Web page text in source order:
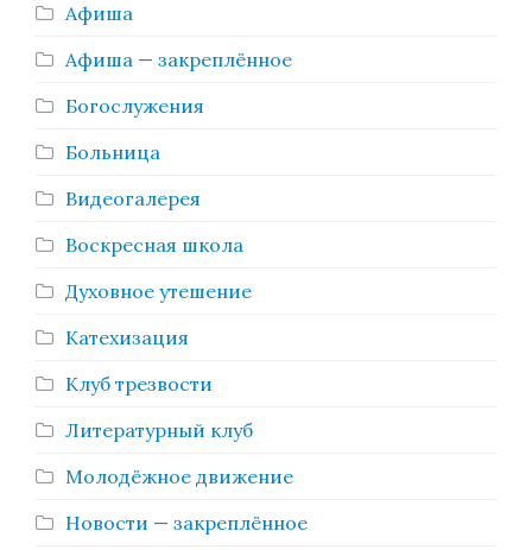
Афиша
Афиша — закреплённое
Богослужения
Больница
Видеогалерея
Воскресная школа
Духовное утешение
Катехизация
Клуб трезвости
Литературный клуб
Молодёжное движение
Новости — закреплённое